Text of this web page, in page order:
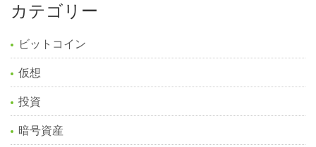
カテゴリー
ビットコイン
仮想
投資
暗号資産